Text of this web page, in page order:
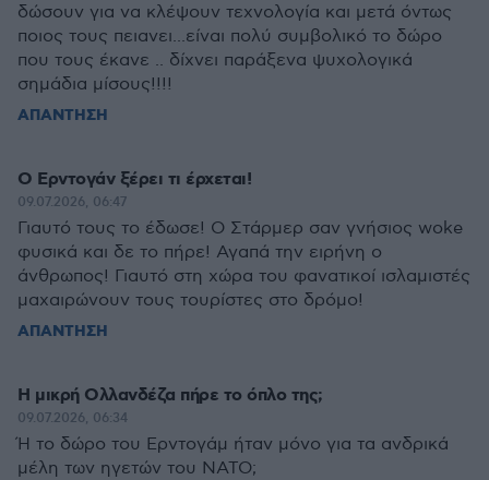
δώσουν για να κλέψουν τεχνολογία και μετά όντως
ποιος τους πειανει...είναι πολύ συμβολικό το δώρο
που τους έκανε .. δίχνει παράξενα ψυχολογικά
σημάδια μίσους!!!!
ΑΠΑΝΤΗΣΗ
Ο Ερντογάν ξέρει τι έρχεται!
09.07.2026, 06:47
Γιαυτό τους το έδωσε! Ο Στάρμερ σαν γνήσιος woke
φυσικά και δε το πήρε! Αγαπά την ειρήνη ο
άνθρωπος! Γιαυτό στη χώρα του φανατικοί ισλαμιστές
μαχαιρώνουν τους τουρίστες στο δρόμο!
ΑΠΑΝΤΗΣΗ
Η μικρή Ολλανδέζα πήρε το όπλο της;
09.07.2026, 06:34
Ή το δώρο του Ερντογάμ ήταν μόνο για τα ανδρικά
μέλη των ηγετών του ΝΑΤΟ;